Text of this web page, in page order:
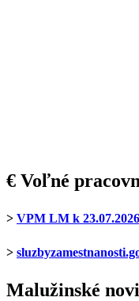
€ Voľné
> VPM LM k
>
Malužinské